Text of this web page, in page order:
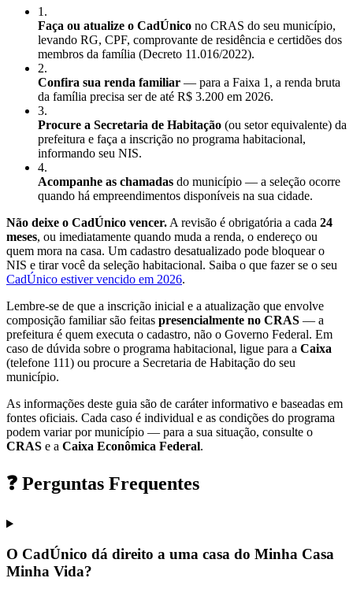
1 .
Faça ou atualize o CadÚnico no CRAS do seu município,
levando RG, CPF, comprovante de residência e certidões dos
membros da família (Decreto 11.016/2022).
2.
Confira sua renda familiar — para a Faixa 1, a renda bruta
da família precisa ser de até R$ 3.200 em 2026.
3.
Procure a Secretaria de Habitação (ou setor equivalente) da
prefeitura e faça a inscrição no programa habitacional,
informando seu NIS.
4.
Acompanhe as chamadas do município — a seleção ocorre
quando há empreendimentos disponíveis na sua cidade.
Não deixe o CadÚnico vencer. A revisão é obrigatória a cada 24
meses, ou imediatamente quando muda a renda, o endereço ou
quem mora na casa. Um cadastro desatualizado pode bloquear o
NIS e tirar você da seleção habitacional. Saiba o que fazer se o seu
CadÚnico estiver vencido em 2026.
Lembre-se de que a inscrição inicial e a atualização que envolve
composição familiar são feitas presencialmente no CRAS — a
prefeitura é quem executa o cadastro, não o Governo Federal. Em
caso de dúvida sobre o programa habitacional, ligue para a Caixa
(telefone 111) ou procure a Secretaria de Habitação do seu
município.
As informações deste guia são de caráter informativo e baseadas em
fontes oficiais. Cada caso é individual e as condições do programa
podem variar por município — para a sua situação, consulte o
CRAS e a Caixa Econômica Federal.
❓ Perguntas Frequentes
O CadÚnico dá direito a uma casa do Minha Casa
Minha Vida?